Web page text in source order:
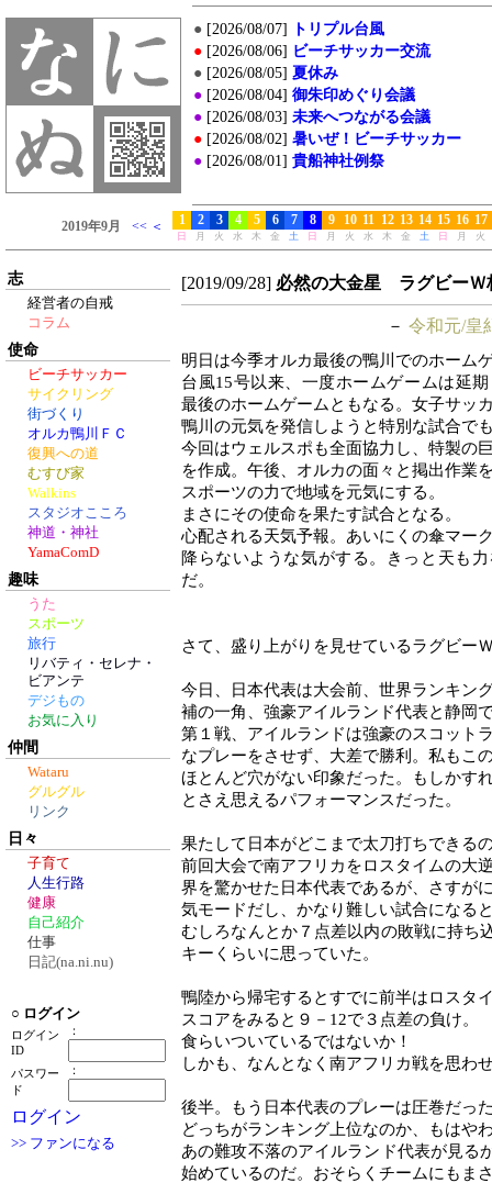
志
経営者の自戒
コラム
使命
ビーチサッカー
サイクリング
街づくり
オルカ鴨川ＦＣ
復興への道
むすび家
Walkins
スタジオこころ
神道・神社
YamaComD
趣味
うた
スポーツ
旅行
リバティ・セレナ・
ビアンテ
デジもの
お気に入り
仲間
Wataru
グルグル
リンク
日々
子育て
人生行路
健康
自己紹介
仕事
日記(na.ni.nu)
○ ログイン
ログイン
ID
：
パスワー
ド
：
ログイン
>> ファンになる
[2019/09/28] 必然の大金星 ラグビーＷ
－ 令和元/皇
明日は今季オルカ最後の鴨川でのホーム
台風15号以来、一度ホームゲームは延
最後のホームゲームともなる。女子サッ
鴨川の元気を発信しようと特別な試合で
今回はウェルスポも全面協力し、特製の
を作成。午後、オルカの面々と掲出作業
スポーツの力で地域を元気にする。
まさにその使命を果たす試合となる。
心配される天気予報。あいにくの傘マー
降らないような気がする。きっと天も
だ。
さて、盛り上がりを見せているラグビー
今日、日本代表は大会前、世界ランキン
補の一角、強豪アイルランド代表と静岡
第１戦、アイルランドは強豪のスコット
なプレーをさせず、大差で勝利。私もこ
ほとんど穴がない印象だった。もしかす
とさえ思えるパフォーマンスだった。
果たして日本がどこまで太刀打ちできる
前回大会で南アフリカをロスタイムの大
界を驚かせた日本代表であるが、さすが
気モードだし、かなり難しい試合になる
むしろなんとか７点差以内の敗戦に持ち
キーくらいに思っていた。
鴨陸から帰宅するとすでに前半はロスタ
スコアをみると９－12で３点差の負け。
食らいついているではないか！
しかも、なんとなく南アフリカ戦を思わ
後半。もう日本代表のプレーは圧巻だっ
どっちがランキング上位なのか、もはや
あの難攻不落のアイルランド代表が見る
始めているのだ。おそらくチームにもま